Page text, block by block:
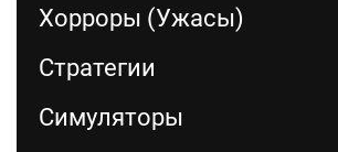
Хорроры (Ужасы)
Стратегии
Симуляторы